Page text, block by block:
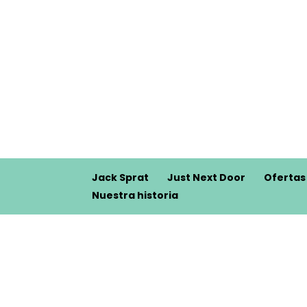
Jack Sprat Just Next Door
Nuestra historia